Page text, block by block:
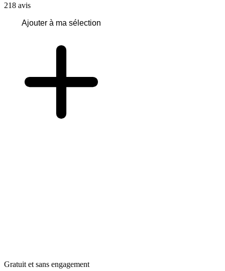
218 avis
Ajouter à ma sélection
Gratuit et sans engagement